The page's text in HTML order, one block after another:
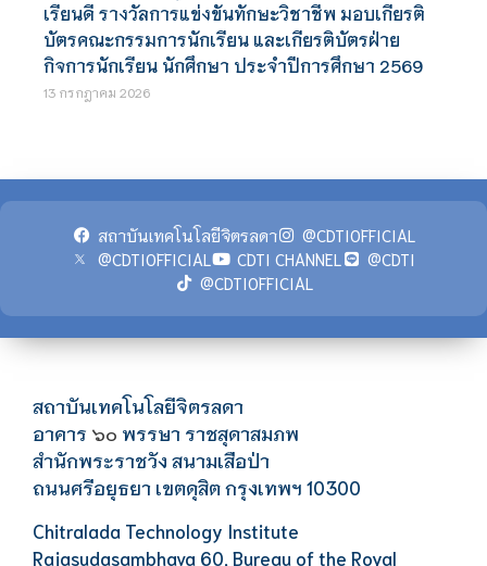
เรียนดี รางวัลการแข่งขันทักษะวิชาชีพ มอบเกียรติ
บัตรคณะกรรมการนักเรียน และเกียรติบัตรฝ่าย
กิจการนักเรียน นักศึกษา ประจำปีการศึกษา 2569
13 กรกฎาคม 2026
สถาบันเทคโนโลยีจิตรลดา
@CDTIOFFICIAL
@CDTIOFFICIAL
CDTI CHANNEL
@CDTI
@CDTIOFFICIAL
สถาบันเทคโนโลยีจิตรลดา
อาคาร ๖๐ พรรษา ราชสุดาสมภพ
สำนักพระราชวัง สนามเสือป่า
ถนนศรีอยุธยา เขตดุสิต กรุงเทพฯ 10300
Chitralada Technology Institute
Rajasudasambhava 60, Bureau of the Royal